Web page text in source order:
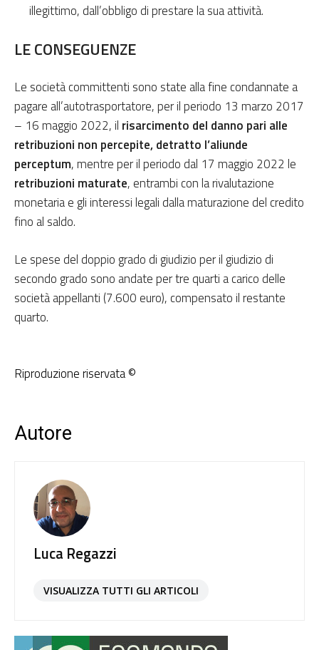
illegittimo, dall’obbligo di prestare la sua attività.
LE CONSEGUENZE
Le società committenti sono state alla fine condannate a
pagare all’autotrasportatore, per il periodo 13 marzo 2017
– 16 maggio 2022, il risarcimento del danno pari alle
retribuzioni non percepite, detratto l’aliunde
perceptum, mentre per il periodo dal 17 maggio 2022 le
retribuzioni maturate, entrambi con la rivalutazione
monetaria e gli interessi legali dalla maturazione del credito
fino al saldo.
Le spese del doppio grado di giudizio per il giudizio di
secondo grado sono andate per tre quarti a carico delle
società appellanti (7.600 euro), compensato il restante
quarto.
Riproduzione riservata ©
Autore
Luca Regazzi
VISUALIZZA TUTTI GLI ARTICOLI